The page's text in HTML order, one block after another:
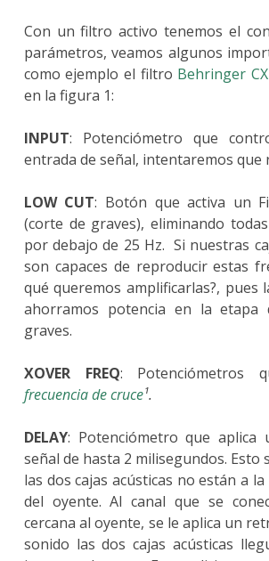
Con un filtro activo tenemos el
parámetros, veamos algunos
como ejemplo el filtro Behringer
en la figura 1:
INPUT: Potenciómetro que
entrada de señal, intentaremos que
LOW CUT: Botón que activa un
(corte de graves), eliminando
por debajo de 25 Hz. Si nuestras
son capaces de reproducir estas
qué queremos amplificarlas?, pues
ahorramos potencia en la etapa
graves.
XOVER FREQ: Potenciómetros
frecuencia de cruce¹.
DELAY: Potenciómetro que
señal de hasta 2 milisegundos. Esto
las dos cajas acústicas no están a
del oyente. Al canal que se
cercana al oyente, se le aplica un
sonido las dos cajas acústicas